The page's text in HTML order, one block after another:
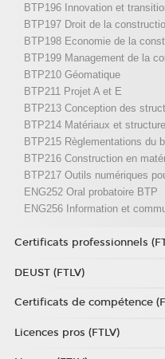
BTP196 Innovation et
BTP197 Droit de la
BTP198 Economie de la
BTP199 Management de la
BTP210 Géomatique
BTP211 Projet A et E
BTP213 Conception des
BTP214 Matériaux et
BTP215 Règlementations du
BTP216 Construction en
BTP217 Outils numériques
ENG252 Oral probatoire BTP
ENG256 Information et
Certificats professionnels
DEUST (FTLV)
Certificats de compétence
Licences pros (FTLV)